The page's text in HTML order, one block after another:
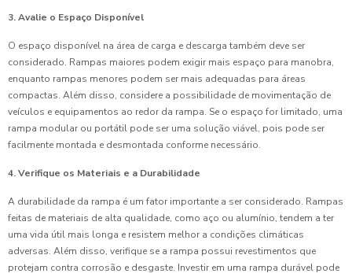
3. Avalie o Espaço Disponível
O espaço disponível na área de carga e descarga também deve ser
considerado. Rampas maiores podem exigir mais espaço para manobra,
enquanto rampas menores podem ser mais adequadas para áreas
compactas. Além disso, considere a possibilidade de movimentação de
veículos e equipamentos ao redor da rampa. Se o espaço for limitado, uma
rampa modular ou portátil pode ser uma solução viável, pois pode ser
facilmente montada e desmontada conforme necessário.
4. Verifique os Materiais e a Durabilidade
A durabilidade da rampa é um fator importante a ser considerado. Rampas
feitas de materiais de alta qualidade, como aço ou alumínio, tendem a ter
uma vida útil mais longa e resistem melhor a condições climáticas
adversas. Além disso, verifique se a rampa possui revestimentos que
protejam contra corrosão e desgaste. Investir em uma rampa durável pode